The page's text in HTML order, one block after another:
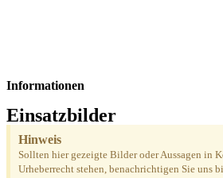
Informationen
Einsatzbilder
Hinweis
Sollten hier gezeigte Bilder oder Aussagen in
Urheberrecht stehen, benachrichtigen Sie uns